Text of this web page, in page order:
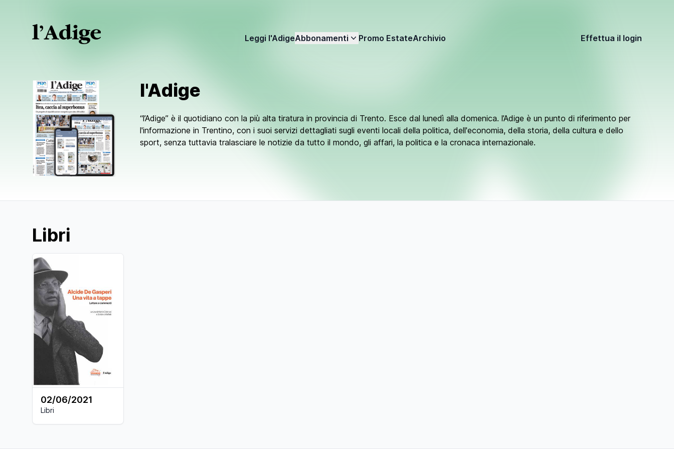
Leggi l'AdigeAbbonamenti Promo EstateArchivio Effettua il login
l'Adige
“l’Adige” è il quotidiano con la più alta tiratura in provincia di Trento. Esce dal lunedì alla domenica. l’Adige è un punto di riferimento per
l'informazione in Trentino, con i suoi servizi dettagliati sugli eventi locali della politica, dell'economia, della storia, della cultura e dello
sport, senza tuttavia tralasciare le notizie da tutto il mondo, gli affari, la politica e la cronaca internazionale.
Libri
02/06/2021
Libri